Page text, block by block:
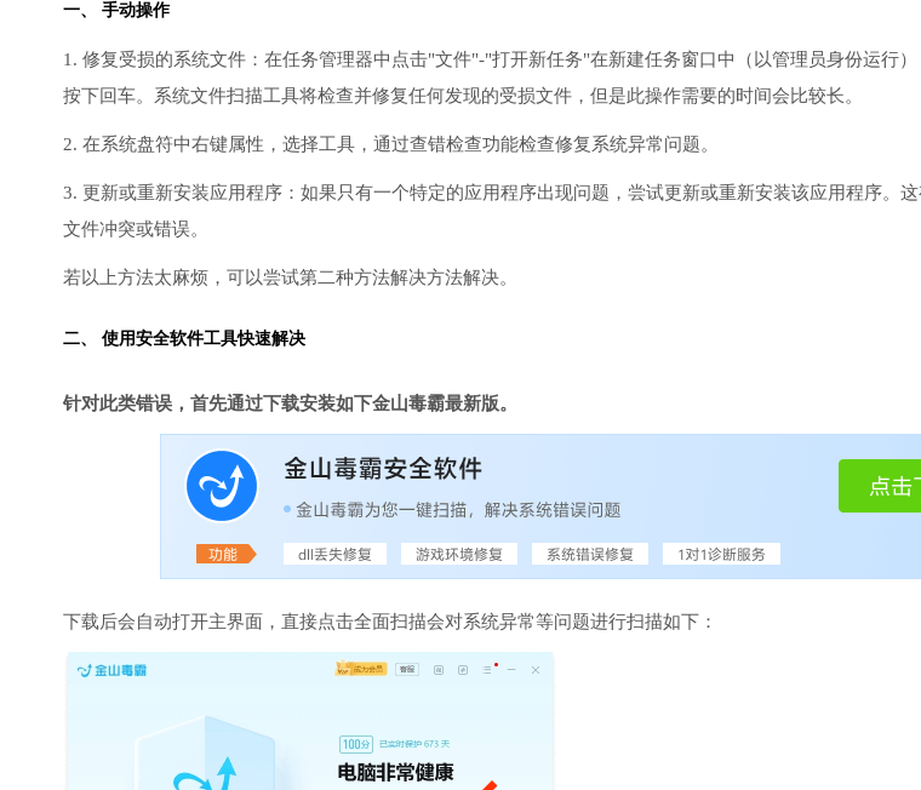
一、 手动操作
1. 修复受损的系统文件：在任务管理器中点击"文件"-"打开新任务"在新建任务窗口中（以管理员身份运行）
按下回车。系统文件扫描工具将检查并修复任何发现的受损文件，但是此操作需要的时间会比较长。
2. 在系统盘符中右键属性，选择工具，通过查错检查功能检查修复系统异常问题。
3. 更新或重新安装应用程序：如果只有一个特定的应用程序出现问题，尝试更新或重新安装该应用程序。
文件冲突或错误。
若以上方法太麻烦，可以尝试第二种方法解决方法解决。
二、 使用安全软件工具快速解决
针对此类错误，首先通过下载安装如下金山毒霸最新版。
下载后会自动打开主界面，直接点击全面扫描会对系统异常等问题进行扫描如下：